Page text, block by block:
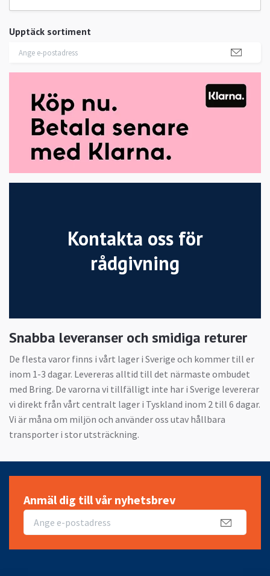
Upptäck sortiment
Kontakta oss för
rådgivning
Snabba leveranser och smidiga returer
De flesta varor finns i vårt lager i Sverige och kommer till er
inom 1-3 dagar. Levereras alltid till det närmaste ombudet
med Bring. De varorna vi tillfälligt inte har i Sverige levererar
vi direkt från vårt centralt lager i Tyskland inom 2 till 6 dagar.
Vi är måna om miljön och använder oss utav hållbara
transporter i stor utsträckning.
Anmäl dig till vår nyhetsbrev